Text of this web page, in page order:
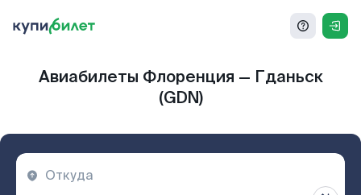
Авиабилеты Флоренция — Гданьск
(GDN)